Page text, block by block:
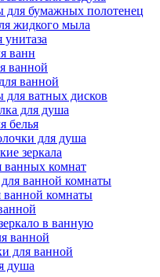
для бумажных полотенец
жидкого мыла
ванн
ванной
ванной
для ватных дисков
для душа
белья
для душа
зеркала
комнат
ванной комнаты
комнаты
в ванную
ванной
для ванной
душа